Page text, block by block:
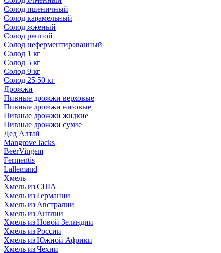
Солод пшеничный
Солод карамельный
Солод жженый
Солод ржаной
Солод неферментированный
Солод 1 кг
Солод 5 кг
Солод 9 кг
Солод 25-50 кг
Дрожжи
Пивные дрожжи верховые
Пивные дрожжи низовые
Пивные дрожжи жидкие
Пивные дрожжи сухие
Дед Алтай
Mangrove Jacks
BeerVingem
Fermentis
Lallemand
Хмель
Хмель из США
Хмель из Германии
Хмель из Австралии
Хмель из Англии
Хмель из Новой Зеландии
Хмель из России
Хмель из Южной Африки
Хмель из Чехии